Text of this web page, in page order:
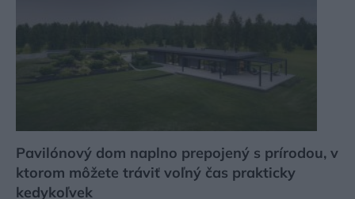
Pavilónový dom naplno prepojený s prírodou, v
ktorom môžete tráviť voľný čas prakticky
kedykoľvek